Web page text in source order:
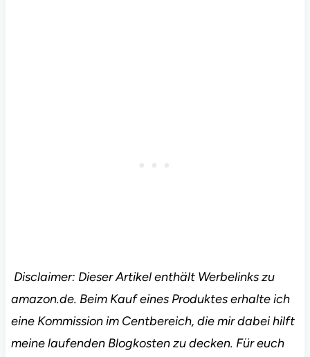
Disclaimer: Dieser Artikel enthält Werbelinks zu
amazon.de. Beim Kauf eines Produktes erhalte ich
eine Kommission im Centbereich, die mir dabei hilft
meine laufenden Blogkosten zu decken. Für euch